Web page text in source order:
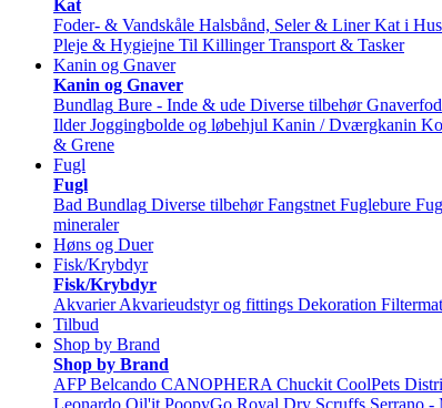
Kat
Foder- & Vandskåle Halsbånd, Seler & Liner Kat i
Pleje & Hygiejne Til Killinger Transport & Tasker
Kanin og Gnaver
Kanin og Gnaver
Bundlag Bure - Inde & ude Diverse tilbehør
Ilder Joggingbolde og løbehjul Kanin / Dværgkanin
& Grene
Fugl
Fugl
Bad Bundlag Diverse tilbehør Fangstnet Fuglebure
mineraler
Høns og Duer
Fisk/Krybdyr
Fisk/Krybdyr
Akvarier Akvarieudstyr og fittings Dekoration
Tilbud
Shop by Brand
Shop by Brand
AFP Belcando CANOPHERA Chuckit CoolPets
Leonardo Oil'it PoopyGo Royal Dry Scruffs Serrano -